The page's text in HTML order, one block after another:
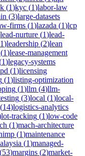
(1)kyc (1)labor-law
(3)large-datasets
firms (1)lazada (1)lcp
lead-nurture (1)lead-
1)leadership (2)lean
(1)lease-management
1)legacy-systems
(1)licensing
(1)listing-optimization
(1)llm (4)llm-
(3)local (1)local-
(14)logistics-analytics
lot-tracking (1)low-code
(1)mach-architecture
(1)maintenance
(1)managed-
(53)margins (2)market-